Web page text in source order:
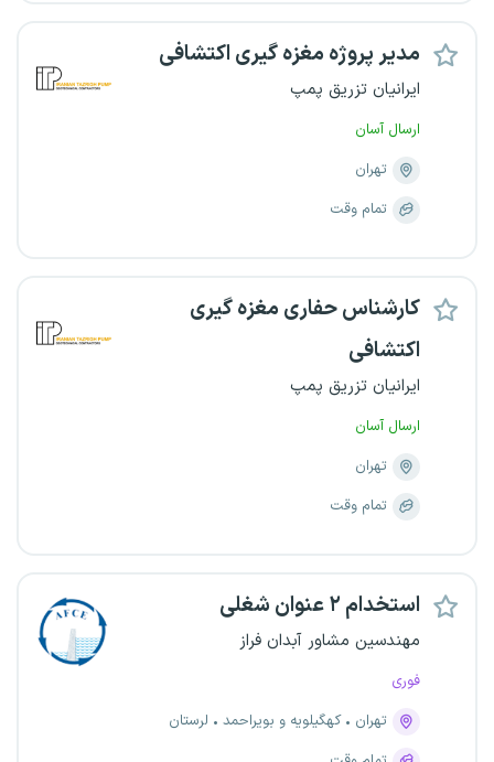
مدیر پروژه مغزه گیری اکتشافی
ایرانیان تزریق پمپ
ارسال آسان
تهران
تمام وقت
کارشناس حفاری مغزه گیری
اکتشافی
ایرانیان تزریق پمپ
ارسال آسان
تهران
تمام وقت
استخدام ۲ عنوان شغلی
مهندسین مشاور آبدان فراز
فوری
تهران
کهگیلویه و بویراحمد
لرستان